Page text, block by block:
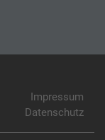
Impressum
Datenschutz